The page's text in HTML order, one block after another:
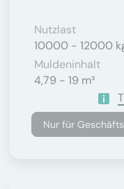
Nutzlast
10000 - 12000
Muldeninhalt
4,79 - 19 m³
Nur für